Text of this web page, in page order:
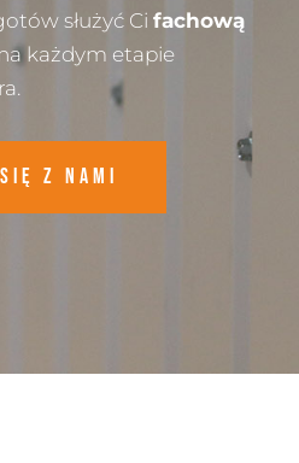
służyć Ci fachową
każdym etapie
z nami